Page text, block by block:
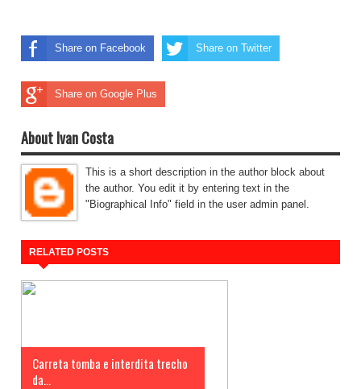
Share on Facebook Share on Twitter
Share on Google Plus
About Ivan Costa
This is a short description in the author block about
the author. You edit it by entering text in the
"Biographical Info" field in the user admin panel.
RELATED POSTS
Carreta tomba e interdita trecho
da...